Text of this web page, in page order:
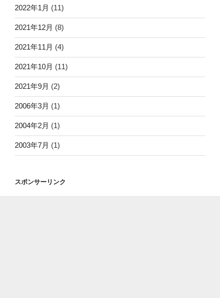
2022年1月 (11)
2021年12月 (8)
2021年11月 (4)
2021年10月 (11)
2021年9月 (2)
2006年3月 (1)
2004年2月 (1)
2003年7月 (1)
スポンサーリンク